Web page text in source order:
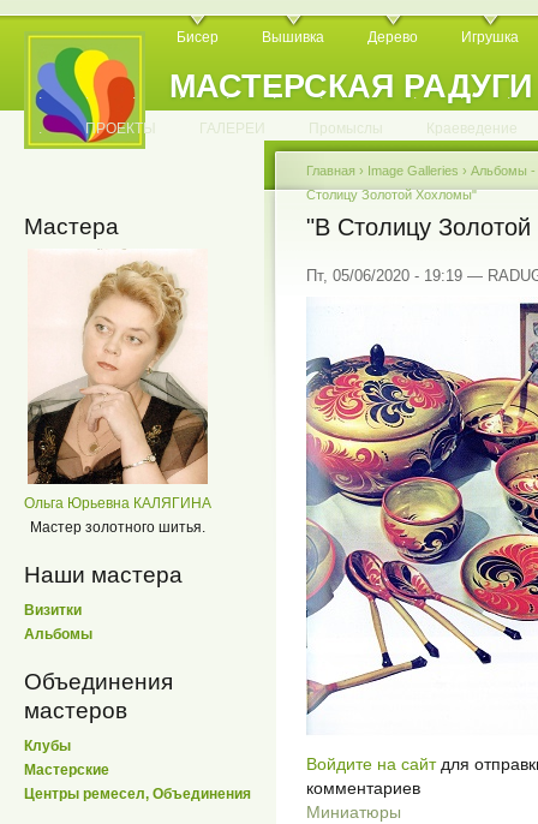
МАСТЕРСКАЯ РАДУГИ
Бисер Вышивка Дерево Игрушка
. . . . . . . . . . .
. ПРОЕКТЫ ГАЛЕРЕИ Промыслы Краеведение
Мастера
Ольга Юрьевна КАЛЯГИНА
Мастер золотного шитья.
Наши мастера
Визитки
Альбомы
Объединения
мастеров
Клубы
Мастерские
Центры ремесел, Объединения
Главная › Image Galleries › Альбомы
Столицу Золотой Хохломы"
"В Столицу
Пт, 05/06/2020 - 19:19 —
Войдите на сайтдля
комментариев
Миниатюры